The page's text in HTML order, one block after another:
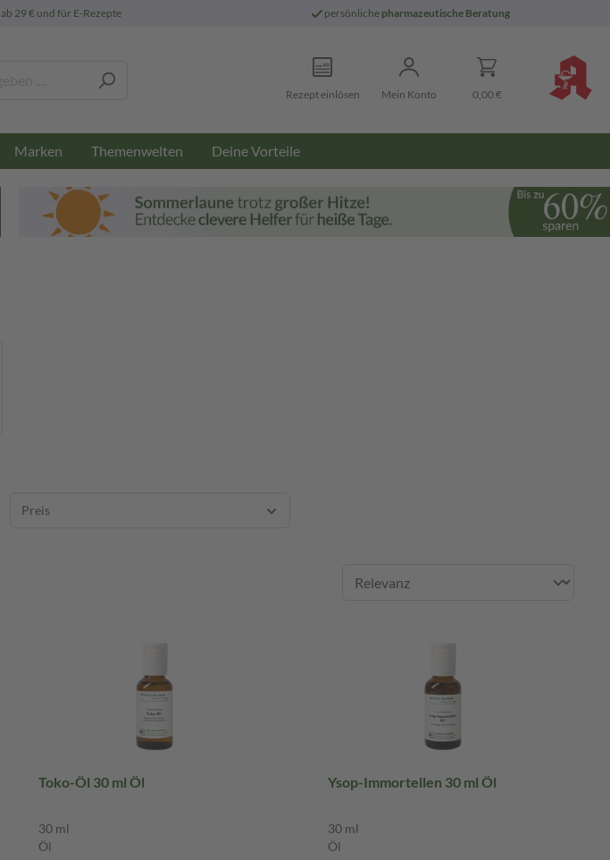
ab 29 € und für E-Rezepte persönliche pharmazeutische Beratung
Rezept einlösen Mein Konto 0,00 €
Marken Themenwelten Deine Vorteile
Preis
Toko-Öl 30 ml Öl
30 ml
Öl
Ysop-Immortellen 30 ml Öl
30 ml
Öl